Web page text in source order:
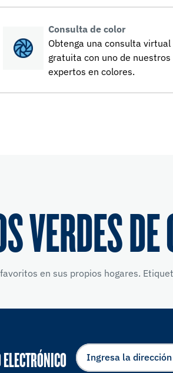
Consulta de color
Obtenga una consulta virtual
gratuita con uno de nuestros
expertos en colores.
VERDES
en sus propios hogares.